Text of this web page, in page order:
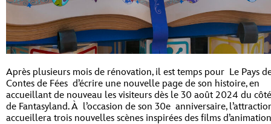
Après plusieurs mois de rénovation, il est temps pour Le Pays
Contes de Fées d’écrire une nouvelle page de son histoire, en
accueillant de nouveau les visiteurs dès le 30 août 2024 du côté
de Fantasyland. À l’occasion de son 30e anniversaire,
accueillera trois nouvelles scènes inspirées des films d’animation